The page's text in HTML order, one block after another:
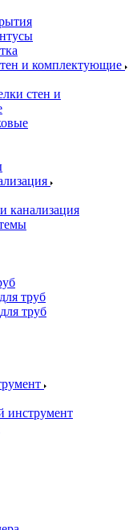
и комплектующие
стен и
канализация
труб
труб
инструмент